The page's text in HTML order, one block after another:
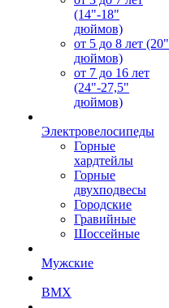
(14"-18"
дюймов)
от 5 до 8 лет (20"
дюймов)
от 7 до 16 лет
(24"-27,5"
дюймов)
Электровелосипеды
Горные
хардтейлы
Горные
двухподвесы
Городские
Гравийные
Шоссейные
Мужские
BMX